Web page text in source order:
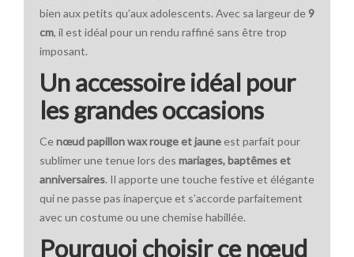
bien aux petits qu’aux adolescents. Avec sa largeur de9
cm, il est idéal pour un rendu raffiné sans être trop
imposant.
Un accessoire idéal pour
les grandes occasions
Cenœud papillon wax rouge et jauneest parfait pour
sublimer une tenue lors des mariages, baptêmes et
anniversaires. Il apporte une touche festive et élégante
qui ne passe pas inaperçue et s’accorde parfaitement
avec un costume ou une chemise habillée.
Pourquoi choisir ce nœud